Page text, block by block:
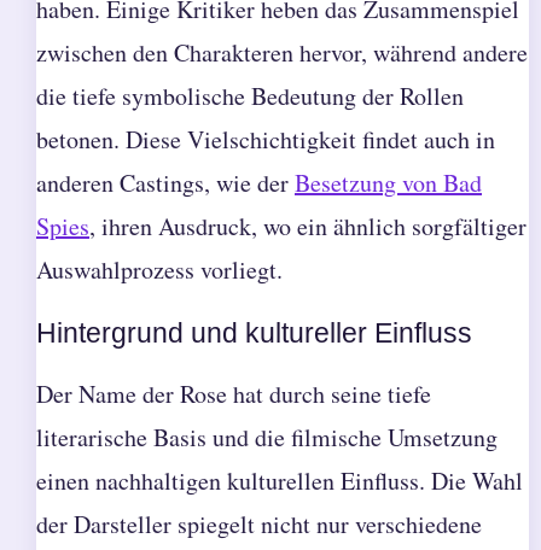
haben. Einige Kritiker heben das Zusammenspiel
zwischen den Charakteren hervor, während andere
die tiefe symbolische Bedeutung der Rollen
betonen. Diese Vielschichtigkeit findet auch in
anderen Castings, wie derBesetzung von Bad
Spies, ihren Ausdruck, wo ein ähnlich sorgfältiger
Auswahlprozess vorliegt.
Hintergrund und kultureller Einfluss
Der Name der Rose hat durch seine tiefe
literarische Basis und die filmische Umsetzung
einen nachhaltigen kulturellen Einfluss. Die Wahl
der Darsteller spiegelt nicht nur verschiedene